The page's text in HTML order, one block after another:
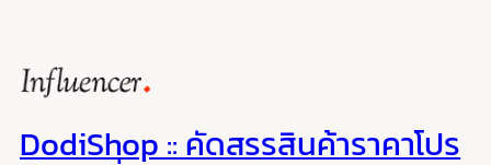
DodiShop :: คัดสรรสินค้าราคาโปร